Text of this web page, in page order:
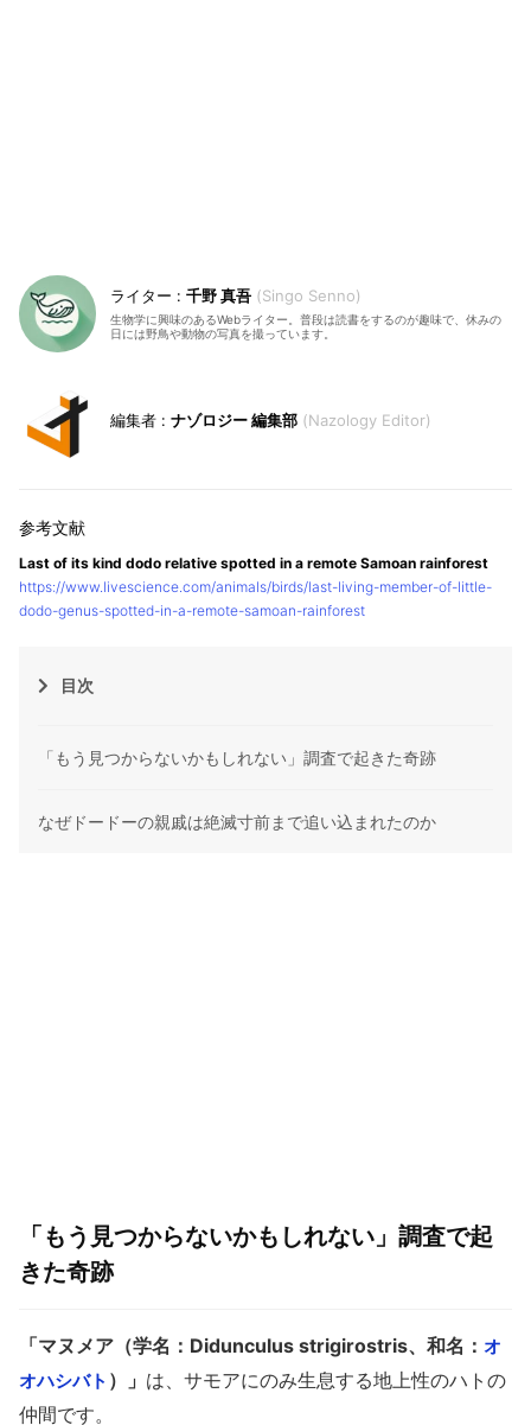
千野 真吾 Singo Senno
生物学に興味のあるWebライター。普段は読書をするのが趣味で、休みの
日には野鳥や動物の写真を撮っています。
ナゾロジー 編集部 Nazology Editor
Last of its kind dodo relative spotted in a remote Samoan rainforest
https://www.livescience.com/animals/birds/last-living-member-of-little-
dodo-genus-spotted-in-a-remote-samoan-rainforest
目次
「もう見つからないかもしれない」調査で起きた奇跡
なぜドードーの親戚は絶滅寸前まで追い込まれたのか
「もう見つからないかもしれない」調査で起
きた奇跡
「マヌメア（学名：Didunculus strigirostris、和名： オ
オハシバト ）」 は、サモアにのみ生息する地上性のハトの
仲間です。